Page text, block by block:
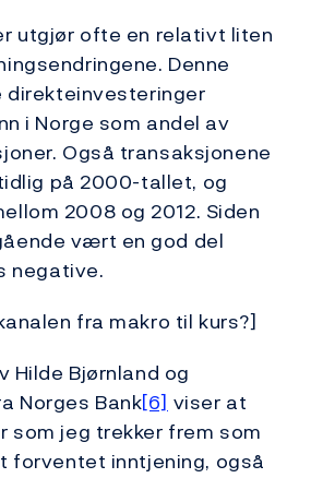
utgjør ofte en relativt liten
Denne
direkteinvesteringer
i Norge som andel av
Også transaksjonene
på 2000-tallet, og
2008 og 2012. Siden
vært en god del
negative.
fra makro til kurs?]
Hilde Bjørnland og
Norges Bank[6] viser at
som jeg trekker frem som
forventet inntjening, også